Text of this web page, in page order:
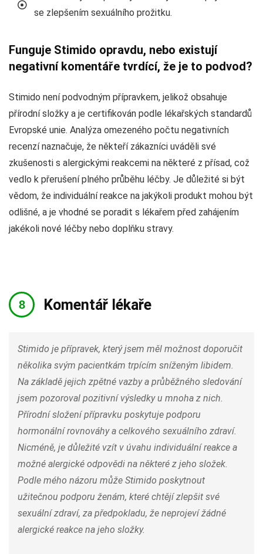
se zlepšením sexuálního prožitku.
Funguje Stimido opravdu, nebo existují
negativní komentáře tvrdící, že je to podvod?
Stimido není podvodným přípravkem, jelikož obsahuje
přírodní složky a je certifikován podle lékařských standardů
Evropské unie. Analýza omezeného počtu negativních
recenzí naznačuje, že někteří zákazníci uváděli své
zkušenosti s alergickými reakcemi na některé z přísad, což
vedlo k přerušení plného průběhu léčby. Je důležité si být
vědom, že individuální reakce na jakýkoli produkt mohou být
odlišné, a je vhodné se poradit s lékařem před zahájením
jakékoli nové léčby nebo doplňku stravy.
Komentář lékaře
Stimido je přípravek, který jsem měl možnost doporučit
několika svým pacientkám trpícím sníženým libidem.
Na základě jejich zpětné vazby a průběžného sledování
jsem pozoroval pozitivní výsledky u mnoha z nich.
Přírodní složení přípravku poskytuje podporu
hormonální rovnováhy a celkového sexuálního zdraví.
Nicméně, je důležité vzít v úvahu individuální reakce a
možné alergické odpovědi na některé z jeho složek.
Podle mého názoru může Stimido poskytnout
užitečnou podporu ženám, které chtějí zlepšit své
sexuální zdraví, za předpokladu, že neprojeví žádné
alergické reakce na jeho složky.